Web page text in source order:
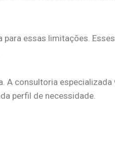
essas limitações.
A consultoria
perfil de necessidade.